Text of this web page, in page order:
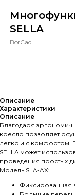
SELLA
BorCad
Описание
Характеристики
Описание
Благодаря
кресло позволяет
легко и с комфортом.
SELLA может
проведения простых
Модель SLA-AX:
Фиксированная